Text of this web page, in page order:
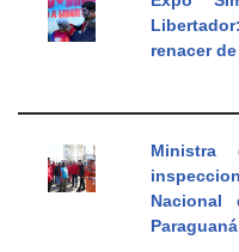
renacer
Ministra
Nacional
Paraguaná